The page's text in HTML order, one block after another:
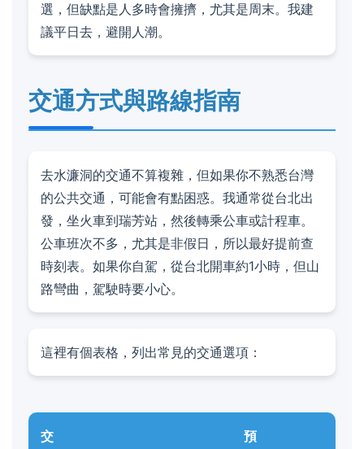
選，但缺點是人多時會擁擠，尤其是周末。我建
議平日去，避開人潮。
交通方式與路線指南
去水濂洞的交通不算複雜，但如果你不熟悉台灣
的公共交通，可能會有點困惑。我通常從台北出
發，坐火車到瑞芳站，然後轉乘公車或計程車。
公車班次不多，尤其是非假日，所以最好提前查
時刻表。如果你自駕，從台北開車約1小時，但山
路彎曲，駕駛時要小心。
這裡有個表格，列出常見的交通選項：
交
預